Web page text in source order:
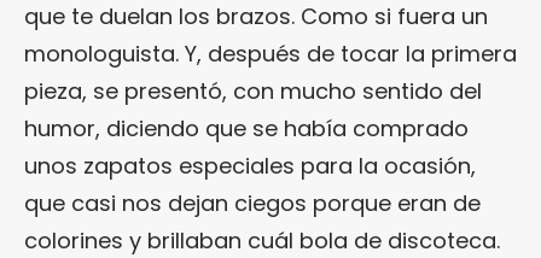
que te duelan los brazos. Como si fuera un
monologuista. Y, después de tocar la primera
pieza, se presentó, con mucho sentido del
humor, diciendo que se había comprado
unos zapatos especiales para la ocasión,
que casi nos dejan ciegos porque eran de
colorines y brillaban cuál bola de discoteca.